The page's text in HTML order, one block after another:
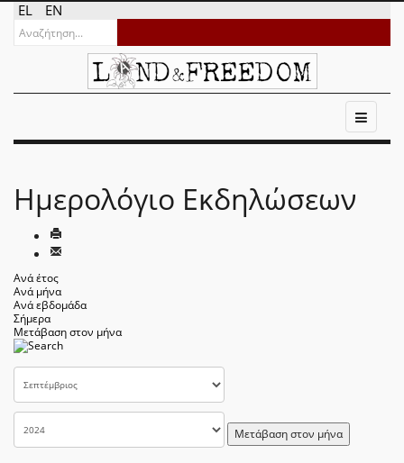
EL EN
Ημερολόγιο Εκδηλώσεων
Ανά έτος
Ανά μήνα
Ανά εβδομάδα
Σήμερα
Μετάβαση στον μήνα
Μετάβαση στον μήνα